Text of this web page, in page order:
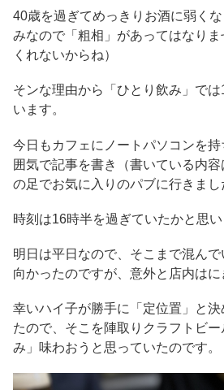
40歳を過ぎてめっきりお酒に弱く
みなので「粗相」があってはなり
くれないからね）
そンな理由から「ひとり飲み」で
います。
今日もカフェにノートパソコンを
囲気で記事を書き（書いている内
の足でお気に入りのパブに行きまし
時刻は16時半を過ぎていたかと思い
明日は平日なので、そこまで混ん
向かったのですが、意外と店内はに
幸いハイ子が勝手に「定位置」と
たので、そこを陣取りクラフトビ
み」味わおうと思っていたのです。